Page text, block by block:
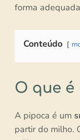
forma
Conteúdo
O que é
A pipoca é um
partir do milho.